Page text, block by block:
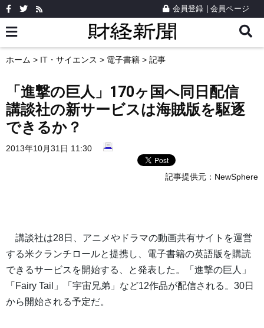
会員登録 会員ページ
ホーム > IT・サイエンス > 電子書籍 > 記事
「進撃の巨人」170ヶ国へ同日配信
講談社の新サービスは海賊版を駆逐
できるか？
2013年10月31日 11:30
記事提供元： NewSphere
講談社は28日、アニメやドラマの動画共有サイトを運営
する米クランチロールと提携し、電子書籍の英語版を購読
できるサービスを開始する、と発表した。「進撃の巨人」
「Fairy Tail」「宇宙兄弟」など12作品が配信される。30日
から開始される予定だ。